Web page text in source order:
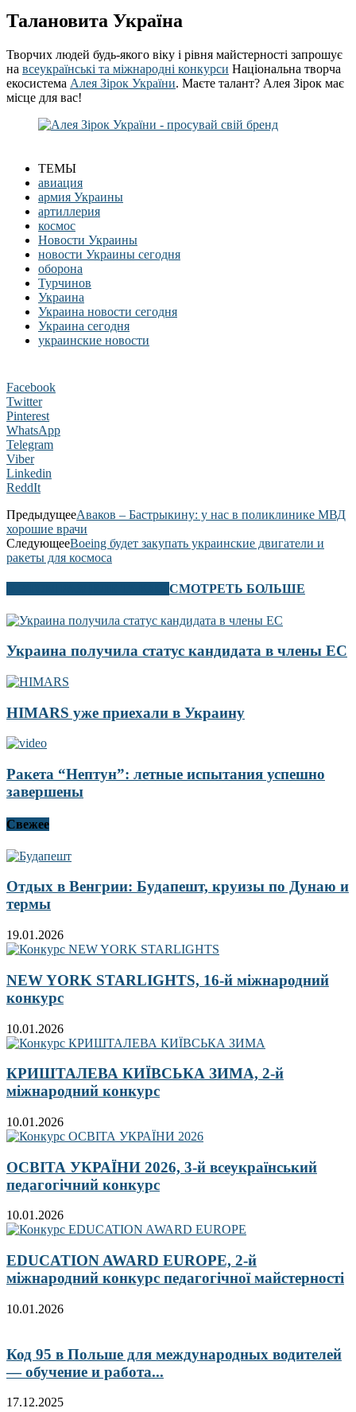
Талановита Україна
Творчих людей будь-якого віку і рівня майстерності запрошує
на всеукраїнські та міжнародні конкурси Національна творча
екосистема Алея Зірок України. Маєте талант? Алея Зірок має
місце для вас!
ТЕМЫ
авиация
армия Украины
артиллерия
космос
Новости Украины
новости Украины сегодня
оборона
Турчинов
Украина
Украина новости сегодня
Украина сегодня
украинские новости
Facebook
Twitter
Pinterest
WhatsApp
Telegram
Viber
Linkedin
ReddIt
ПредыдущееАваков – Бастрыкину: у нас в поликлинике МВД
хорошие врачи
СледующееBoeing будет закупать украинские двигатели и
ракеты для космоса
СМОТРЕТЬ БОЛЬШЕ
Украина получила статус кандидата в члены ЕС
HIMARS уже приехали в Украину
Ракета “Нептун”: летные испытания успешно
завершены
Свежее
Отдых в Венгрии: Будапешт, круизы по Дунаю и
термы
19.01.2026
NEW YORK STARLIGHTS, 16-й міжнародний
конкурс
10.01.2026
КРИШТАЛЕВА КИЇВСЬКА ЗИМА, 2-й
міжнародний конкурс
10.01.2026
ОСВІТА УКРАЇНИ 2026, 3-й всеукраїнський
педагогічний конкурс
10.01.2026
EDUCATION AWARD EUROPE, 2-й
міжнародний конкурс педагогічної майстерності
10.01.2026
Код 95 в Польше для международных водителей
— обучение и работа...
17.12.2025